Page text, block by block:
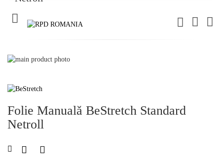
Skip
end
the
gallery
the
of
images
Folie Manuală BeStretch Standard
Netroll
LISTA